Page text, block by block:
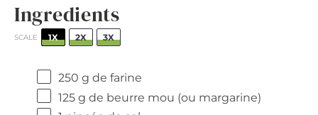
Ingredients
SCALE 1X 2X 3X
250 g de farine
125 g de beurre mou (ou margarine)